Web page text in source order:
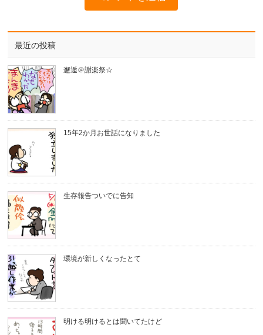
最近の投稿
邂逅＠謝楽祭☆
15年2か月お世話になりました
生存報告ついでに告知
環境が新しくなったとて
明ける明けるとは聞いてたけど